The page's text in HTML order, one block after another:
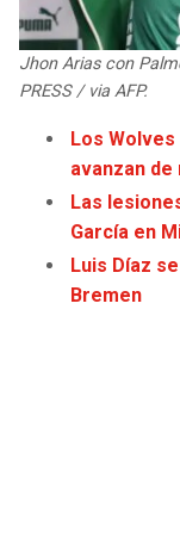
Jhon Arias con
PRESS / via AFP.
Los Wolves
avanzan de
Las
García en
Luis Díaz
Bremen